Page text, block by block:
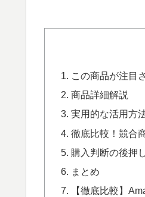
この商品が注目
商品詳細解説
実用的な活用方
徹底比較！競合
購入判断の後押
まとめ
【徹底比較】